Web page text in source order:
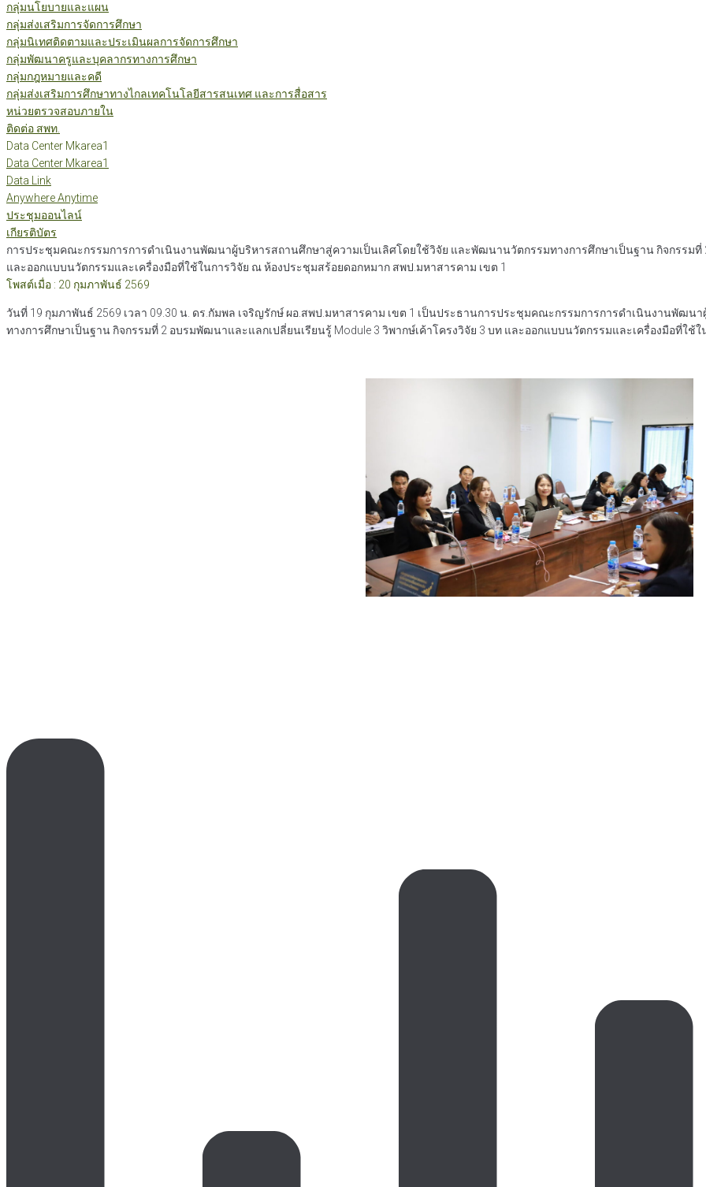
กลุ่มนโยบายและแผน
กลุ่มส่งเสริมการจัดการศึกษา
กลุ่มนิเทศติดตามและประเมินผลการจัดการศึกษา
กลุ่มพัฒนาครูและบุคลากรทางการศึกษา
กลุ่มกฎหมายและคดี
กลุ่มส่งเสริมการศึกษาทางไกลเทคโนโลยีสารสนเทศ และการสื่อสาร
หน่วยตรวจสอบภายใน
ติดต่อ สพท.
Data Center Mkarea1
Data Center Mkarea1
Data Link
Anywhere Anytime
ประชุมออนไลน์
เกียรติบัตร
การประชุมคณะกรรมการการดำเนินงานพัฒนาผู้บริหารสถานศึกษาสู่ความเป็นเลิศโดยใช้วิจัย และพัฒนานวัตกรรมทางการศึกษาเป็นฐาน กิจกรรมที่
และออกแบบนวัตกรรมและเครื่องมือที่ใช้ในการวิจัย ณ ห้องประชุมสร้อยดอกหมาก สพป.มหาสารคาม เขต 1
โพสต์เมื่อ : 20 กุมภาพันธ์ 2569
วันที่ 19 กุมภาพันธ์ 2569 เวลา 09.30 น. ดร.กัมพล เจริญรักษ์ ผอ.สพป.มหาสารคาม เขต 1 เป็นประธานการประชุมคณะกรรมการการดำเนินงานพัฒ
ทางการศึกษาเป็นฐาน กิจกรรมที่ 2 อบรมพัฒนาและแลกเปลี่ยนเรียนรู้ Module 3 วิพากษ์เค้าโครงวิจัย 3 บท และออกแบบนวัตกรรมและเครื่องมือที่ใช้